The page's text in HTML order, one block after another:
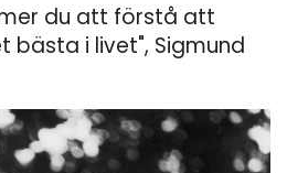
du att förstå att
bästa i livet", Sigmund